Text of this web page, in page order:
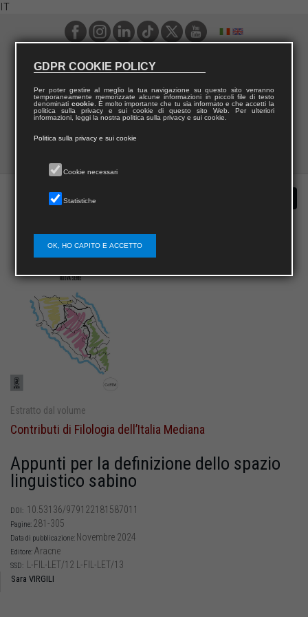
IT
Estratto dal volume
Contributi di Filologia dell’Italia Mediana
Appunti per la definizione dello spazio
linguistico sabino
DOI: 10.53136/979122181587011
Pagine: 281-305
Data di pubblicazione: Novembre 2024
Editore: Aracne
SSD: L-FIL-LET/12 L-FIL-LET/13
Sara VIRGILI
GDPR COOKIE POLICY
Per poter gestire al meglio la tua navigazione su questo sito verranno
temporaneamente memorizzate alcune informazioni in piccoli file di testo
denominati cookie. È molto importante che tu sia informato e che accetti la
politica sulla privacy e sui cookie di questo sito Web. Per ulteriori
informazioni, leggi la nostra politica sulla privacy e sui cookie.
Politica sulla privacy e sui cookie
Cookie necessari
Statistiche
OK, HO CAPITO E ACCETTO